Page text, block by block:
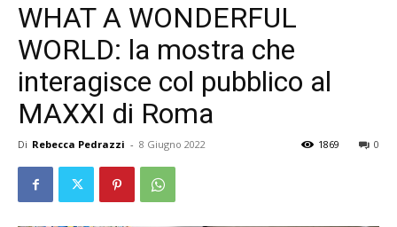
WHAT A WONDERFUL
WORLD: la mostra che
interagisce col pubblico al
MAXXI di Roma
Di Rebecca Pedrazzi - 8 Giugno 2022 0
1869